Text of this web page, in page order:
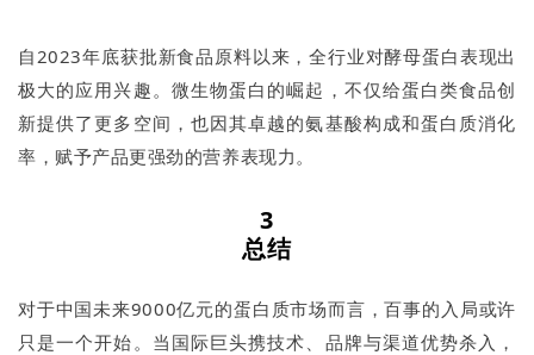
自2023年底获批新食品原料以来，全行业对酵母蛋白表现出
极大的应用兴趣。微生物蛋白的崛起，不仅给蛋白类食品创
新提供了更多空间，也因其卓越的氨基酸构成和蛋白质消化
率，赋予产品更强劲的营养表现力。
3
总结
对于中国未来9000亿元的蛋白质市场而言，百事的入局或许
只是一个开始。当国际巨头携技术、品牌与渠道优势杀入，